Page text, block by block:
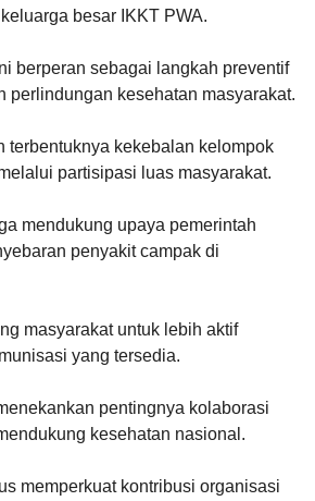
besar IKKT PWA.
berperan sebagai langkah preventif
perlindungan kesehatan masyarakat.
terbentuknya kekebalan kelompok
partisipasi luas masyarakat.
mendukung upaya pemerintah
penyakit campak di
masyarakat untuk lebih aktif
yang tersedia.
pentingnya kolaborasi
kesehatan nasional.
memperkuat kontribusi organisasi